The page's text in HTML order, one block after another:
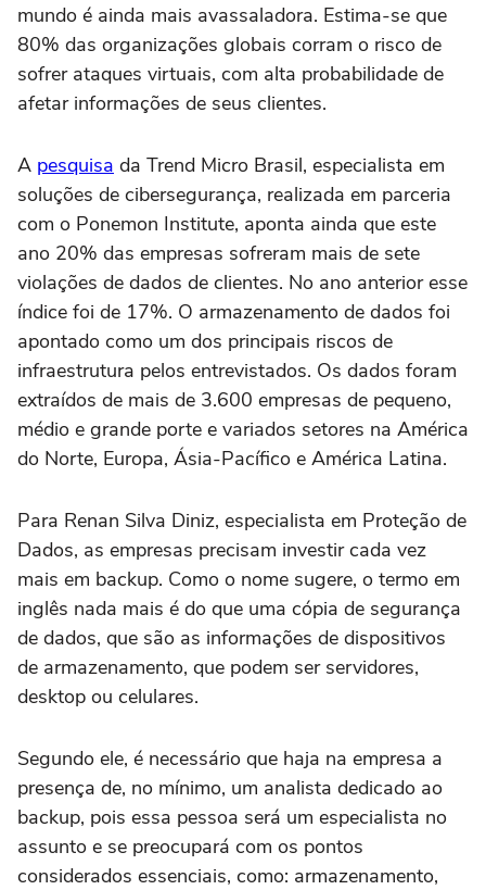
mundo é ainda mais avassaladora. Estima-se que
80% das organizações globais corram o risco de
sofrer ataques virtuais, com alta probabilidade de
afetar informações de seus clientes.
A pesquisa da Trend Micro Brasil, especialista em
soluções de cibersegurança, realizada em parceria
com o Ponemon Institute, aponta ainda que este
ano 20% das empresas sofreram mais de sete
violações de dados de clientes. No ano anterior esse
índice foi de 17%. O armazenamento de dados foi
apontado como um dos principais riscos de
infraestrutura pelos entrevistados. Os dados foram
extraídos de mais de 3.600 empresas de pequeno,
médio e grande porte e variados setores na América
do Norte, Europa, Ásia-Pacífico e América Latina.
Para Renan Silva Diniz, especialista em Proteção de
Dados, as empresas precisam investir cada vez
mais em backup. Como o nome sugere, o termo em
inglês nada mais é do que uma cópia de segurança
de dados, que são as informações de dispositivos
de armazenamento, que podem ser servidores,
desktop ou celulares.
Segundo ele, é necessário que haja na empresa a
presença de, no mínimo, um analista dedicado ao
backup, pois essa pessoa será um especialista no
assunto e se preocupará com os pontos
considerados essenciais, como: armazenamento,